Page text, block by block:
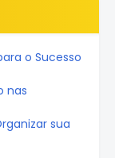
o Sucesso
nas
sua